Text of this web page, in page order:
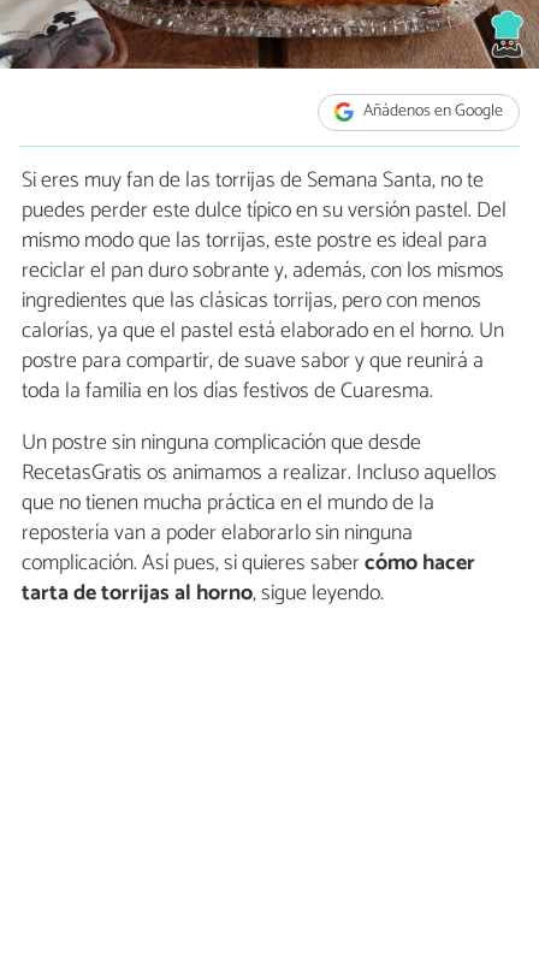
Añádenos en Google
Si eres muy fan de las torrijas de Semana Santa, no te
puedes perder este dulce típico en su versión pastel. Del
mismo modo que las torrijas, este postre es ideal para
reciclar el pan duro sobrante y, además, con los mismos
ingredientes que las clásicas torrijas, pero con menos
calorías, ya que el pastel está elaborado en el horno. Un
postre para compartir, de suave sabor y que reunirá a
toda la familia en los días festivos de Cuaresma.
Un postre sin ninguna complicación que desde
RecetasGratis os animamos a realizar. Incluso aquellos
que no tienen mucha práctica en el mundo de la
repostería van a poder elaborarlo sin ninguna
complicación. Así pues, si quieres sabercómo hacer
tarta de torrijas al horno, sigue leyendo.